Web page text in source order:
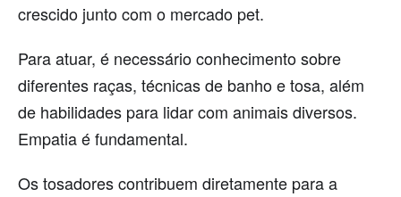
crescido junto com o mercado pet.
Para atuar, é necessário conhecimento sobre
diferentes raças, técnicas de banho e tosa, além
de habilidades para lidar com animais diversos.
Empatia é fundamental.
Os tosadores contribuem diretamente para a